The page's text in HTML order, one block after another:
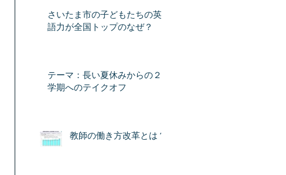
経新聞） - Yahoo!ニュース
さいたま市の子どもたちの英
語力が全国トップのなぜ？
テーマ：長い夏休みからの２
学期へのテイクオフ
教師の働き方改革とは？